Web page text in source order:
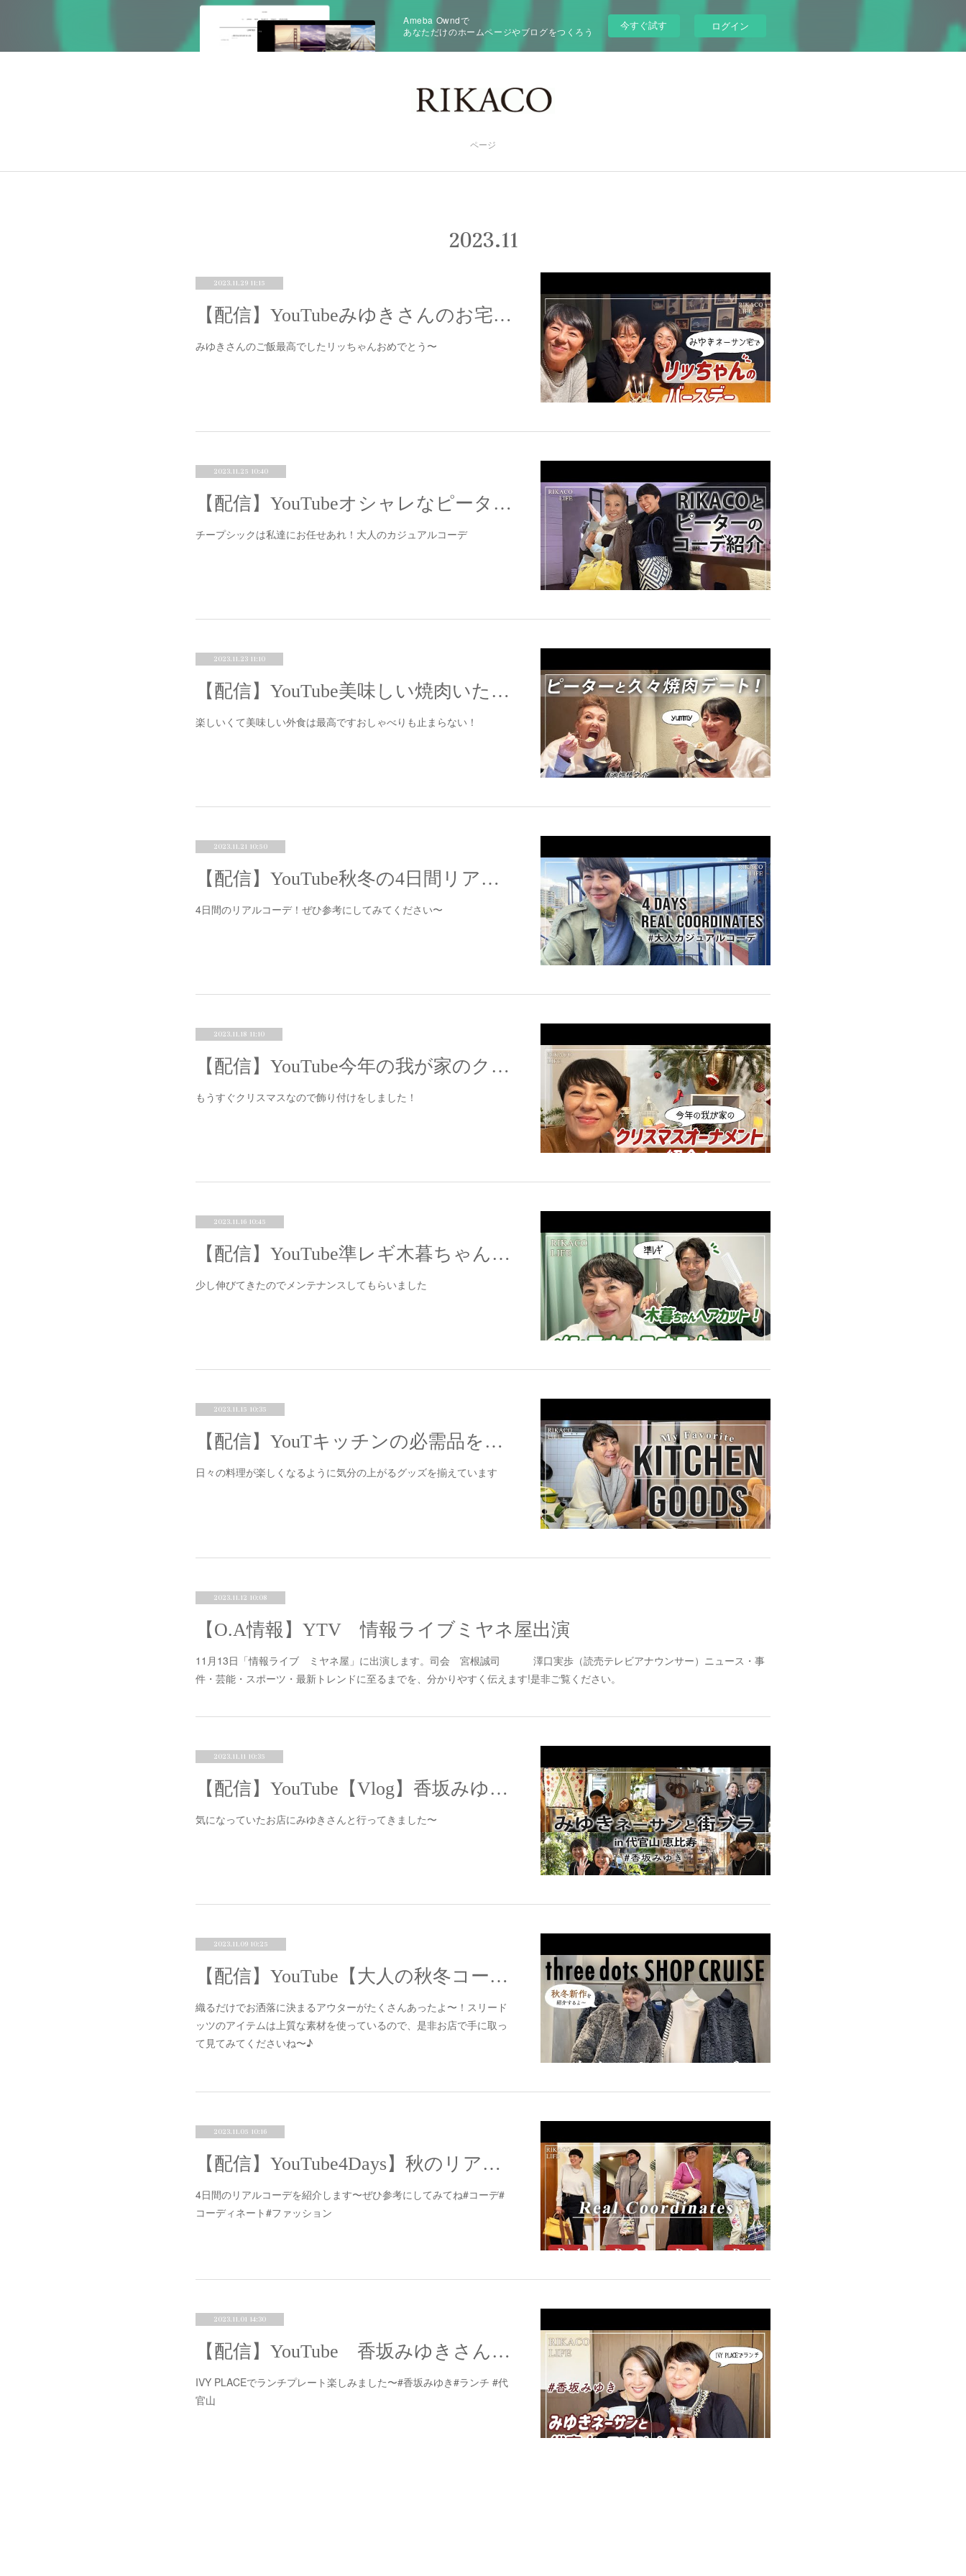
Ameba Owndで
あなただけのホームページやブログをつくろう
今すぐ試す ログイン
ページ
2023.11
2023.11.29 11:15
【配信】YouTubeみゆきさんのお宅でリッちゃんのバースデーパーティーしました〜
みゆきさんのご飯最高でしたリッちゃんおめでとう〜
2023.11.25 10:40
【配信】YouTubeオシャレなピーターさんのコーデを伝授
チープシックは私達にお任せあれ！大人のカジュアルコーデ
2023.11.23 11:10
【配信】YouTube美味しい焼肉いただきました〜
楽しいくて美味しい外食は最高ですおしゃべりも止まらない！
2023.11.21 10:50
【配信】YouTube秋冬の4日間リアルコーデを紹介するよ〜
4日間のリアルコーデ！ぜひ参考にしてみてください〜
2023.11.18 11:10
【配信】YouTube今年の我が家のクリスマスオーナメントを紹介〜
もうすぐクリスマスなので飾り付けをしました！
2023.11.16 10:45
【配信】YouTube準レギ木暮ちゃん！メンテナンスカット〜
少し伸びてきたのでメンテナンスしてもらいました
2023.11.15 10:35
【配信】YouTキッチンの必需品を紹介するよ〜ube
日々の料理が楽しくなるように気分の上がるグッズを揃えています
2023.11.12 10:08
【O.A情報】YTV 情報ライブミヤネ屋出演
11月13日「情報ライブ ミヤネ屋」に出演します。司会 宮根誠司 澤口実歩（読売テレビアナウンサー）ニュース・事
件・芸能・スポーツ・最新トレンドに至るまでを、分かりやすく伝えます!是非ご覧ください。
2023.11.11 10:35
【配信】YouTube【Vlog】香坂みゆきさんと代官山・恵比寿を街ブラ〜
気になっていたお店にみゆきさんと行ってきました〜
2023.11.09 10:25
【配信】YouTube【大人の秋冬コーデ】スリードッツの秋冬新作！大人気のアウターを中心にカジュアルコーデをご紹介します♪
織るだけでお洒落に決まるアウターがたくさんあったよ〜！スリード
ッツのアイテムは上質な素材を使っているので、是非お店で手に取っ
て見てみてくださいね〜♪
2023.11.05 10:16
【配信】YouTube4Days】秋のリアルコーデ
4日間のリアルコーデを紹介します〜ぜひ参考にしてみてね#コーデ#
コーディネート#ファッション
2023.11.01 14:30
【配信】YouTube 香坂みゆきさんと代官山でランチ
IVY PLACEでランチプレート楽しみました〜#香坂みゆき#ランチ #代
官山